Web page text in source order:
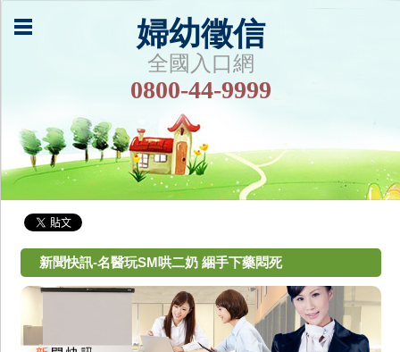
婦幼徵信
全國入口網
0800-44-9999
新聞快訊-名醫玩SM哄二奶 綑手下藥悶死